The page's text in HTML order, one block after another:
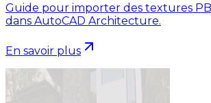
Guide pour importer des textures
dans AutoCAD Architecture.
En savoir plus